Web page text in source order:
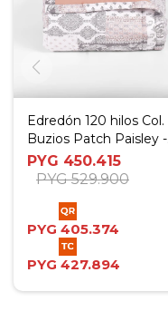
Edredón 120 hilos Col.
Buzios Patch Paisley -
King- Super King
PYG 450.415
PYG 529.900
PYG 405.374
PYG 427.894